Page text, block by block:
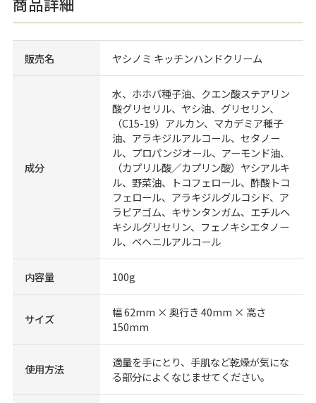
販売名 ヤシノミ キッチンハンドクリーム
成分
水、ホホバ種子油、クエン酸ステアリン
酸グリセリル、ヤシ油、グリセリン、
（C15-19）アルカン、マカデミア種子
油、アラキジルアルコール、セタノー
ル、プロパンジオール、アーモンド油、
（カプリル酸／カプリン酸）ヤシアルキ
ル、野菜油、トコフェロール、酢酸トコ
フェロール、アラキジルグルコシド、ア
ラビアゴム、キサンタンガム、エチルヘ
キシルグリセリン、フェノキシエタノー
ル、ベヘニルアルコール
内容量 100g
サイズ
幅 62mm × 奥行き 40mm × 高さ
150mm
使用方法
適量を手にとり、手肌など乾燥が気にな
る部分によくなじませてください。